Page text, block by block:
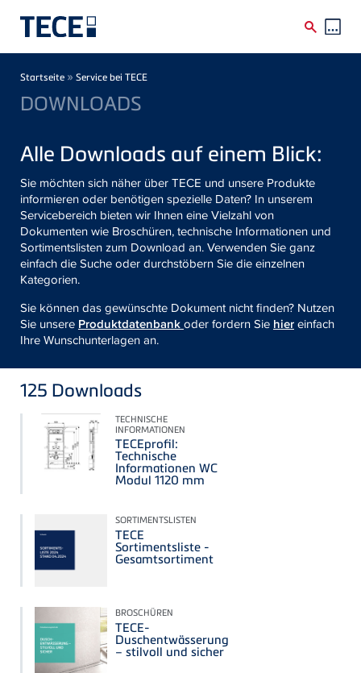
Breadcrumb
Startseite » Service bei TECE
DOWNLOADS
Alle Downloads auf einem Blick:
Sie möchten sich näher über TECE und unsere Produkte
informieren oder benötigen spezielle Daten? In unserem
Servicebereich bieten wir Ihnen eine Vielzahl von
Dokumenten wie Broschüren, technische Informationen und
Sortimentslisten zum Download an. Verwenden Sie ganz
einfach die Suche oder durchstöbern Sie die einzelnen
Kategorien.
Sie können das gewünschte Dokument nicht finden? Nutzen
Sie unsere Produktdatenbankoder fordern Sie hiereinfach
Ihre Wunschunterlagen an.
125 Downloads
TECHNISCHE
INFORMATIONEN
TECEprofil:
Technische
Informationen WC
Modul 1120 mm
SORTIMENTSLISTEN
TECE
Sortimentsliste -
Gesamtsortiment
BROSCHÜREN
TECE-
Duschentwässerung
– stilvoll und sicher